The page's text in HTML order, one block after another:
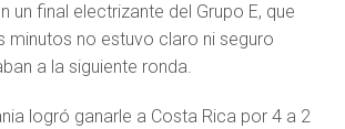
un final electrizante del Grupo E, que
minutos no estuvo claro ni seguro
a la siguiente ronda.
logró ganarle a Costa Rica por 4 a 2